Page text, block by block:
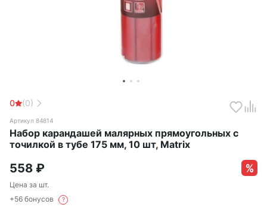
0 (0)
Артикул 84814
Набор карандашей малярных прямоугольных с
точилкой в тубе 175 мм, 10 шт, Matrix
558 ₽
Цена за шт.
+56 бонусов
?